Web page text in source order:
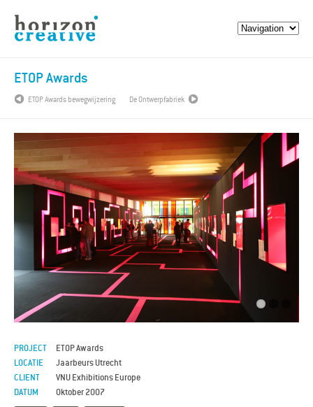
ETOP Awards
ETOP Awards bewegwijzering De Ontwerpfabriek
PROJECT
ETOP Awards
LOCATIE
Jaarbeurs Utrecht
CLIENT
VNU Exhibitions Europe
DATUM
Oktober 2007